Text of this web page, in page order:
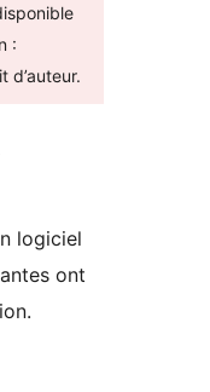
:
d’auteur.
logiciel
ont